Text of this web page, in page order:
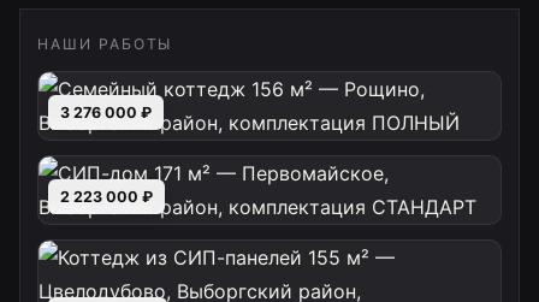
НАШИ РАБОТЫ
3 276 000 ₽
2 223 000 ₽